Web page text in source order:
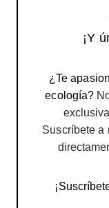
¡Y
¿Te
ecología?
Suscríbete a